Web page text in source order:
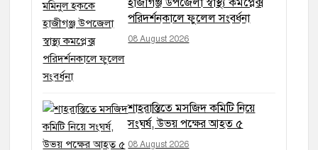
পরিদর্শনকালে ফুলেল সংবর্ধনা
08 August 2026
শাহরাস্তিতে মসজিদ কমিটি নিয়ে
সংঘর্ষ, উভয় পক্ষের আহত ৫
08 August 2026